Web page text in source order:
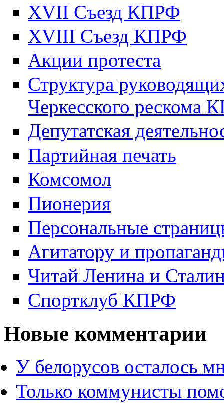
XVII Cъезд КПРФ
XVIII Cъезд КПРФ
Акции протеста
Структура
Черкесского рескома
Депутатская
Партийная печать
Комсомол
Пионерия
Персональные
Агитатору и
Читай Ленина и
Спортклуб КПРФ
Новые комментарии
У белорусов осталось
Только коммунисты